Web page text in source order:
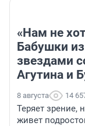
«Нам не
Бабушки
звездами
Агутина и
8 августа 14
Теряет зрение,
живет